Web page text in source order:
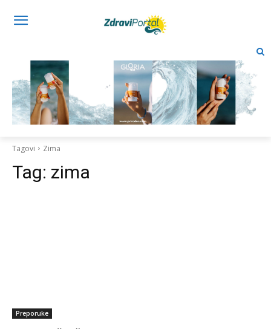
Tagovi Zima
Tag: zima
Preporuke